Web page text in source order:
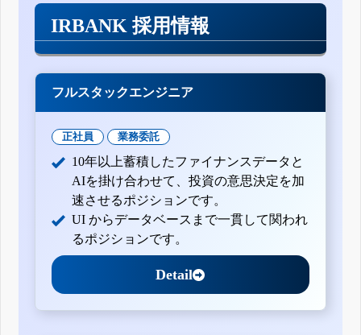
IRBANK 採用情報
フルスタックエンジニア
正社員 業務委託
10年以上蓄積したファイナンスデータと
AIを掛け合わせて、投資の意思決定を加
速させるポジションです。
UI からデータベースまで一貫して関われ
るポジションです。
Detail